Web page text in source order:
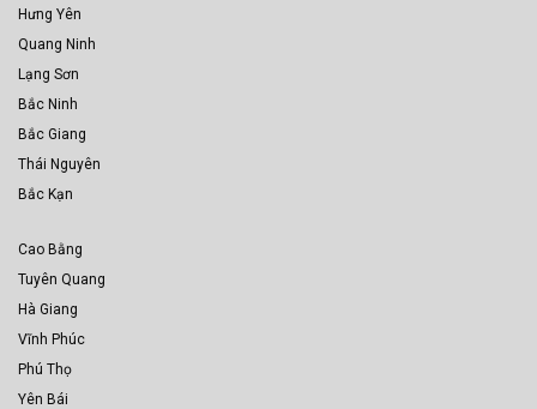
Hưng Yên
Quang Ninh
Lạng Sơn
Bắc Ninh
Bắc Giang
Thái Nguyên
Bắc Kạn
Cao Bằng
Tuyên Quang
Hà Giang
Vĩnh Phúc
Phú Thọ
Yên Bái